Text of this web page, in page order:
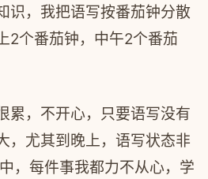
识，我把语写按番茄钟分散
2个番茄钟，中午2个番茄
累，不开心，只要语写没有
，尤其到晚上，语写状态非
，每件事我都力不从心，学